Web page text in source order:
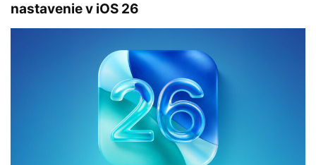
nastavenie v iOS 26